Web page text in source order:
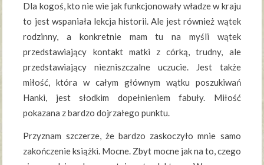
Dla kogoś, kto nie wie jak funkcjonowały władze w kraju
to jest wspaniała lekcja historii. Ale jest również wątek
rodzinny, a konkretnie mam tu na myśli wątek
przedstawiający kontakt matki z córką, trudny, ale
przedstawiający niezniszczalne uczucie. Jest także
miłość, która w całym głównym wątku poszukiwań
Hanki, jest słodkim dopełnieniem fabuły. Miłość
pokazana z bardzo dojrzałego punktu.
Przyznam szczerze, że bardzo zaskoczyło mnie samo
zakończenie książki. Mocne. Zbyt mocne jak na to, czego